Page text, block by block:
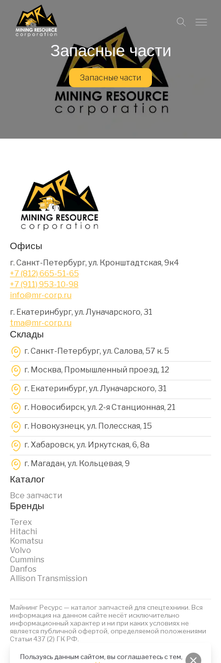
Пользуясь данным сайтом, вы соглашаетесь с тем,
Запасные части
Запасные части
Офисы
г. Санкт-Петербург, ул. Кронштадтская, 9к4
+7 (812) 665-51-65
+7 (911) 953-10-98
info@mr-corp.ru
г. Екатеринбург, ул. Луначарского, 31
tma@mr-corp.ru
Склады
г. Санкт-Петербург, ул. Салова, 57 к. 5
г. Москва, Промышленный проезд, 12
г. Екатеринбург, ул. Луначарского, 31
г. Новосибирск, ул. 2-я Станционная, 21
г. Новокузнецк, ул. Полесская, 15
г. Хабаровск, ул. Иркутская, 6, 8a
г. Магадан, ул. Кольцевая, 9
Каталог
Все запчасти
Бренды
Terex
Hitachi
Komatsu
Volvo
Cummins
Danfos
Allison Transmission
Майнинг Ресурс — каталог запчастей для спецтехники. Вся
информация на данном сайте несёт исключительно
информационный характер и ни при каких условиях не
является публичной офертой, определяемой положениями
Статьи 437 (2) ГК РФ.
Политика обработки персональных данныхФайлы Cookies